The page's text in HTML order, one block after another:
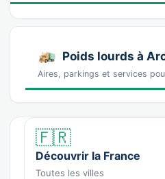
Poids lourds à
Aires, parkings et services
🇫🇷
Découvrir la France
Toutes les villes